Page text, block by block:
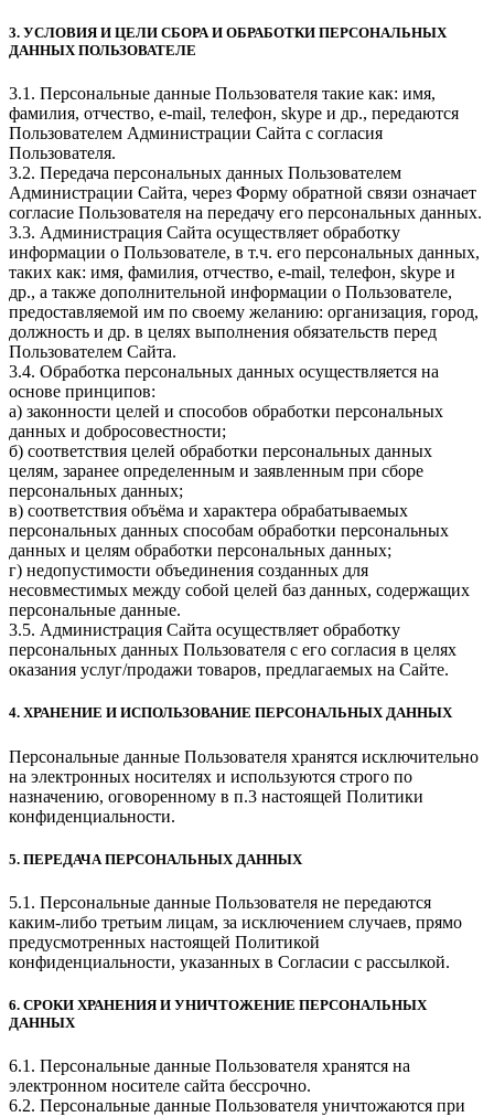
3. УСЛОВИЯ И ЦЕЛИ СБОРА И ОБРАБОТКИ ПЕРСОНАЛЬНЫХ
ДАННЫХ ПОЛЬЗОВАТЕЛЕ
3.1. Персональные данные Пользователя такие как: имя,
фамилия, отчество, e-mail, телефон, skype и др., передаются
Пользователем Администрации Сайта с согласия
Пользователя.
3.2. Передача персональных данных Пользователем
Администрации Сайта, через Форму обратной связи означает
согласие Пользователя на передачу его персональных данных.
3.3. Администрация Сайта осуществляет обработку
информации о Пользователе, в т.ч. его персональных данных,
таких как: имя, фамилия, отчество, e-mail, телефон, skype и
др., а также дополнительной информации о Пользователе,
предоставляемой им по своему желанию: организация, город,
должность и др. в целях выполнения обязательств перед
Пользователем Сайта.
3.4. Обработка персональных данных осуществляется на
основе принципов:
а) законности целей и способов обработки персональных
данных и добросовестности;
б) соответствия целей обработки персональных данных
целям, заранее определенным и заявленным при сборе
персональных данных;
в) соответствия объёма и характера обрабатываемых
персональных данных способам обработки персональных
данных и целям обработки персональных данных;
г) недопустимости объединения созданных для
несовместимых между собой целей баз данных, содержащих
персональные данные.
3.5. Администрация Сайта осуществляет обработку
персональных данных Пользователя с его согласия в целях
оказания услуг/продажи товаров, предлагаемых на Сайте.
4. ХРАНЕНИЕ И ИСПОЛЬЗОВАНИЕ ПЕРСОНАЛЬНЫХ ДАННЫХ
Персональные данные Пользователя хранятся исключительно
на электронных носителях и используются строго по
назначению, оговоренному в п.3 настоящей Политики
конфиденциальности.
5. ПЕРЕДАЧА ПЕРСОНАЛЬНЫХ ДАННЫХ
5.1. Персональные данные Пользователя не передаются
каким-либо третьим лицам, за исключением случаев, прямо
предусмотренных настоящей Политикой
конфиденциальности, указанных в Согласии с рассылкой.
6. СРОКИ ХРАНЕНИЯ И УНИЧТОЖЕНИЕ ПЕРСОНАЛЬНЫХ
ДАННЫХ
6.1. Персональные данные Пользователя хранятся на
электронном носителе сайта бессрочно.
6.2. Персональные данные Пользователя уничтожаются при